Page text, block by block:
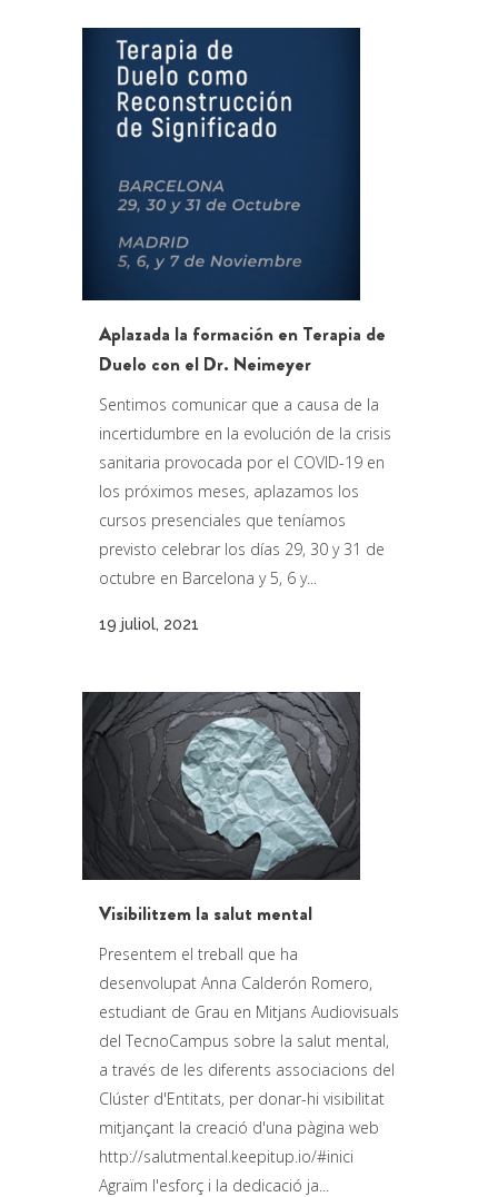
Aplazada la formación en Terapia de
Duelo con el Dr. Neimeyer
Sentimos comunicar que a causa de la
incertidumbre en la evolución de la crisis
sanitaria provocada por el COVID-19 en
los próximos meses, aplazamos los
cursos presenciales que teníamos
previsto celebrar los días 29, 30 y 31 de
octubre en Barcelona y 5, 6 y...
19 juliol, 2021
Visibilitzem la salut mental
Presentem el treball que ha
desenvolupat Anna Calderón Romero,
estudiant de Grau en Mitjans Audiovisuals
del TecnoCampus sobre la salut mental,
a través de les diferents associacions del
Clúster d'Entitats, per donar-hi visibilitat
mitjançant la creació d'una pàgina web
http://salutmental.keepitup.io/#inici
Agraïm l'esforç i la dedicació ja...